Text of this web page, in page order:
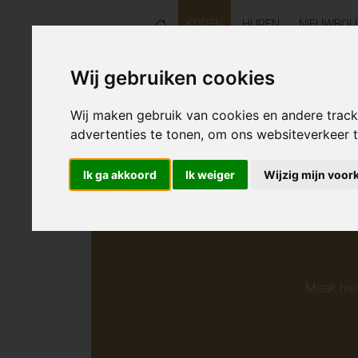
Wij gebruiken cookies
Wij maken gebruik van cookies en andere
advertenties te tonen, om ons websiteverkeer
Ik ga akkoord Ik weiger Wijzig mijn
KOPEN HUREN
Helaas
Maak